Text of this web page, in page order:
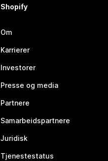
Shopify
Om
Karrierer
Investorer
Presse og media
Partnere
Samarbeidspartnere
Juridisk
Tjenestestatus